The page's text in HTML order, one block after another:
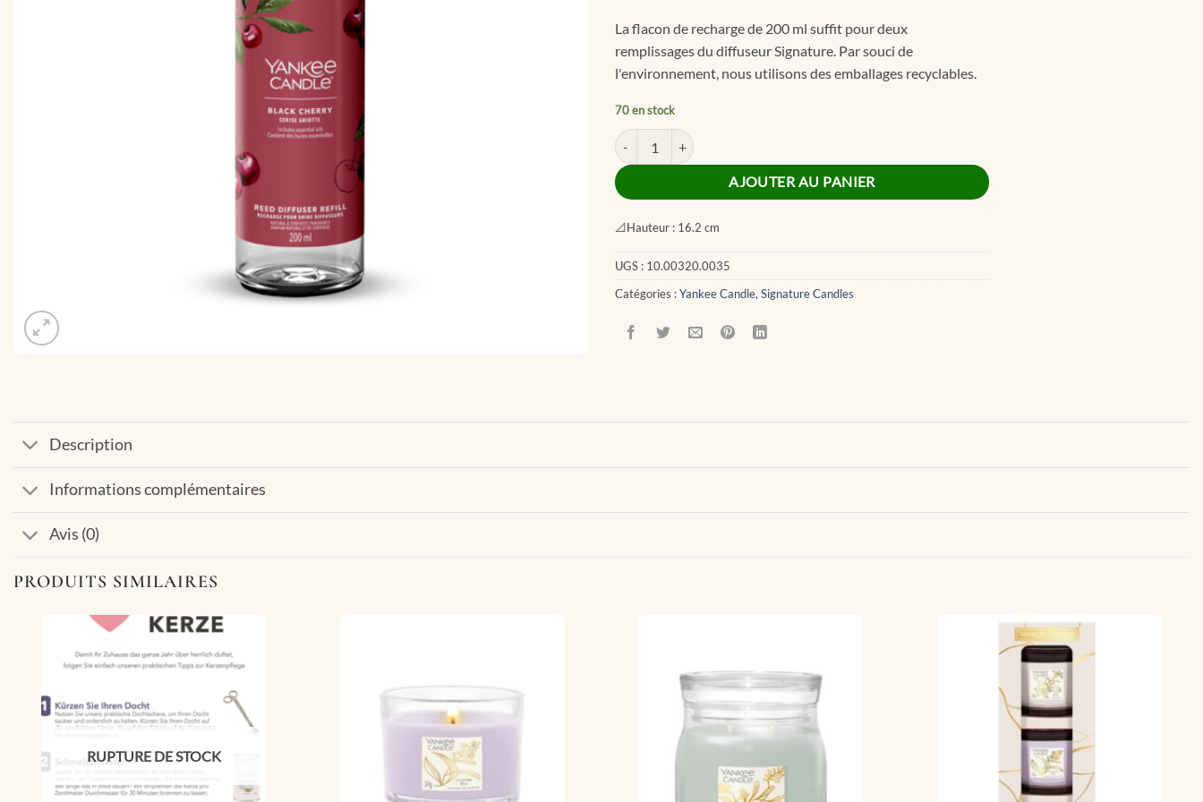
La flacon de recharge de 200 ml suffit pour deux
remplissages du diffuseur Signature. Par souci de
l'environnement, nous utilisons des emballages recyclables.
70 en stock
quantité de Black Cherry Signature Reed Refill 200ml
AJOUTER AU PANIER
📐Hauteur : 16.2 cm
UGS : 10.00320.0035
Catégories :Yankee Candle, Signature Candles
Description
Informations complémentaires
Avis (0)
PRODUITS SIMILAIRES
RUPTURE DE STOCK